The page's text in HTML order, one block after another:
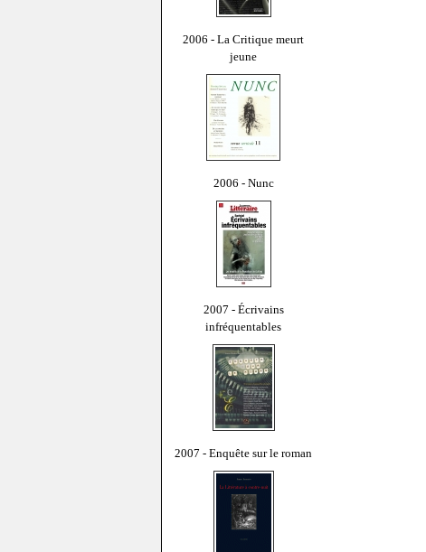
2006 - La Critique meurt
jeune
2006 - Nunc
2007 - Écrivains
infréquentables
2007 - Enquête sur le roman